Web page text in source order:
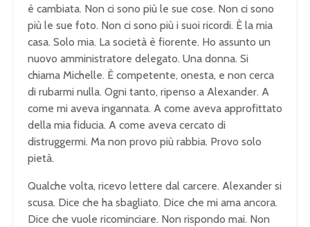
è cambiata. Non ci sono più le sue cose. Non ci sono
più le sue foto. Non ci sono più i suoi ricordi. È la mia
casa. Solo mia. La società è fiorente. Ho assunto un
nuovo amministratore delegato. Una donna. Si
chiama Michelle. È competente, onesta, e non cerca
di rubarmi nulla. Ogni tanto, ripenso a Alexander. A
come mi aveva ingannata. A come aveva approfittato
della mia fiducia. A come aveva cercato di
distruggermi. Ma non provo più rabbia. Provo solo
pietà.
Qualche volta, ricevo lettere dal carcere. Alexander si
scusa. Dice che ha sbagliato. Dice che mi ama ancora.
Dice che vuole ricominciare. Non rispondo mai. Non